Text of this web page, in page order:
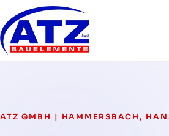
to
content
atz-
gmbh.de
ATZ GMBH | HAMMERSBACH,